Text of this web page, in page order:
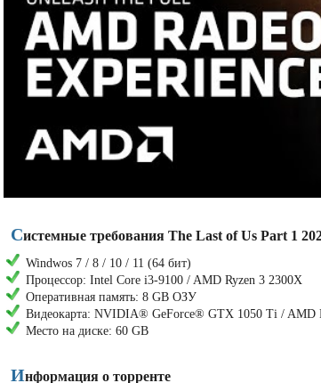
Системные требования The Last of Us Part 1
Windwos 7 / 8 / 10 / 11 (64 бит)
Процессор: Intel Core i3-9100 / AMD Ryzen 3 2300X
Оперативная память: 8 GB ОЗУ
Видеокарта: NVIDIA® GeForce® GTX 1050 Ti /
Место на диске: 60 GB
Информация о торренте